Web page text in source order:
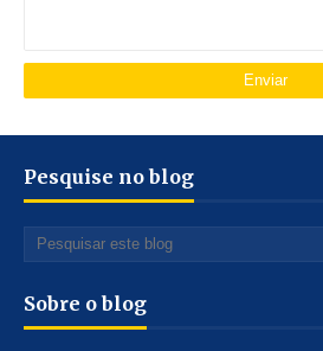
Pesquise no blog
Sobre o blog